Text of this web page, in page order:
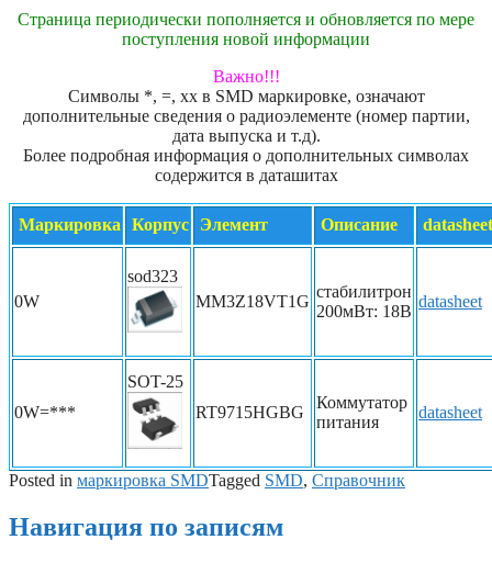
Страница периодически пополняется и обновляется по мере
поступления новой информации
Важно!!!
Символы *, =, xx в SMD маркировке, означают
дополнительные сведения о радиоэлементе (номер партии,
дата выпуска и т.д).
Более подробная информация о дополнительных символах
содержится в даташитах
Маркировка Корпус Элемент Описание datasheet
0W
sod323
MM3Z18VT1G
стабилитрон
200мВт: 18В
datasheet
0W=***
SOT-25
RT9715HGBG
Коммутатор
питания
datasheet
Posted in маркировка SMDTagged SMD, Справочник
Навигация по записям